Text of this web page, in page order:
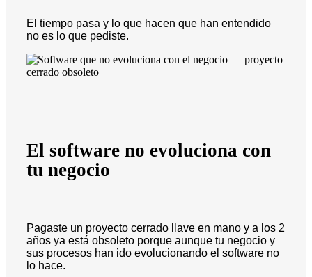
El tiempo pasa y lo que hacen que han entendido
no es lo que pediste.
El software no evoluciona con
tu negocio
Pagaste un proyecto cerrado llave en mano y a los 2
años ya está obsoleto porque aunque tu negocio y
sus procesos han ido evolucionando el software no
lo hace.